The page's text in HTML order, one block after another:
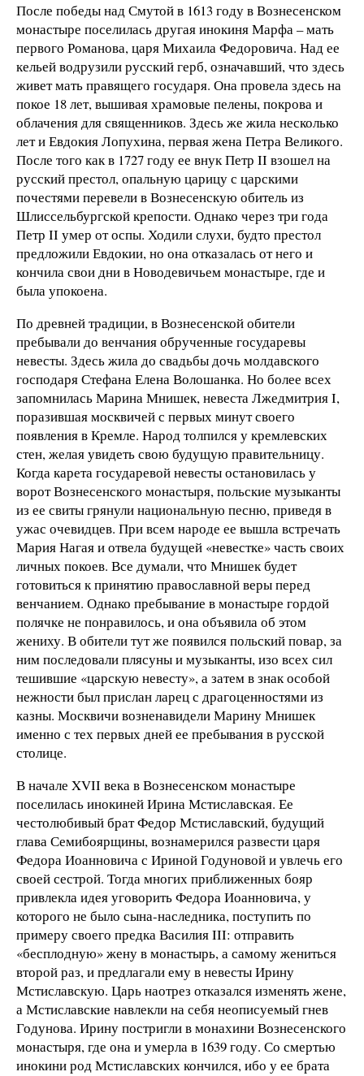
После победы над Смутой в 1613 году в Вознесенском
монастыре поселилась другая инокиня Марфа – мать
первого Романова, царя Михаила Федоровича. Над ее
кельей водрузили русский герб, означавший, что здесь
живет мать правящего государя. Она провела здесь на
покое 18 лет, вышивая храмовые пелены, покрова и
облачения для священников. Здесь же жила несколько
лет и Евдокия Лопухина, первая жена Петра Великого.
После того как в 1727 году ее внук Петр II взошел на
русский престол, опальную царицу с царскими
почестями перевели в Вознесенскую обитель из
Шлиссельбургской крепости. Однако через три года
Петр II умер от оспы. Ходили слухи, будто престол
предложили Евдокии, но она отказалась от него и
кончила свои дни в Новодевичьем монастыре, где и
была упокоена.
По древней традиции, в Вознесенской обители
пребывали до венчания обрученные государевы
невесты. Здесь жила до свадьбы дочь молдавского
господаря Стефана Елена Волошанка. Но более всех
запомнилась Марина Мнишек, невеста Лжедмитрия I,
поразившая москвичей с первых минут своего
появления в Кремле. Народ толпился у кремлевских
стен, желая увидеть свою будущую правительницу.
Когда карета государевой невесты остановилась у
ворот Вознесенского монастыря, польские музыканты
из ее свиты грянули национальную песню, приведя в
ужас очевидцев. При всем народе ее вышла встречать
Мария Нагая и отвела будущей «невестке» часть своих
личных покоев. Все думали, что Мнишек будет
готовиться к принятию православной веры перед
венчанием. Однако пребывание в монастыре гордой
полячке не понравилось, и она объявила об этом
жениху. В обители тут же появился польский повар, за
ним последовали плясуны и музыканты, изо всех сил
тешившие «царскую невесту», а затем в знак особой
нежности был прислан ларец с драгоценностями из
казны. Москвичи возненавидели Марину Мнишек
именно с тех первых дней ее пребывания в русской
столице.
В начале XVII века в Вознесенском монастыре
поселилась инокиней Ирина Мстиславская. Ее
честолюбивый брат Федор Мстиславский, будущий
глава Семибоярщины, вознамерился развести царя
Федора Иоанновича с Ириной Годуновой и увлечь его
своей сестрой. Тогда многих приближенных бояр
привлекла идея уговорить Федора Иоанновича, у
которого не было сына-наследника, поступить по
примеру своего предка Василия III: отправить
«бесплодную» жену в монастырь, а самому жениться
второй раз, и предлагали ему в невесты Ирину
Мстиславскую. Царь наотрез отказался изменять жене,
а Мстиславские навлекли на себя неописуемый гнев
Годунова. Ирину постригли в монахини Вознесенского
монастыря, где она и умерла в 1639 году. Со смертью
инокини род Мстиславских кончился, ибо у ее брата